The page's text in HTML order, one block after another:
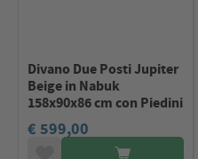
Divano Due Posti Jupiter
Beige in Nabuk
158x90x86 cm con Piedini
€ 599,00